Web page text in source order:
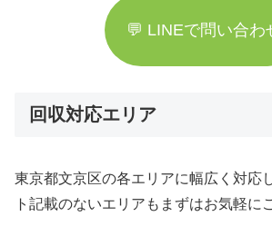
💬 LINEで問い合わ
回収対応エリア
東京都文京区の各エリアに幅広く対応
ト記載のないエリアもまずはお気軽に